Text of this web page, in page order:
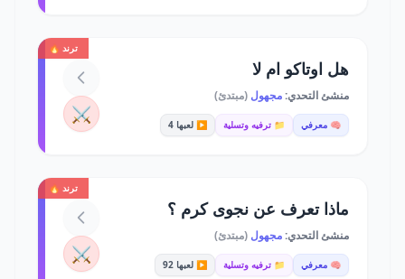
ترند 🔥
هل اوتاكو ام لا
منشئ التحدي:مجهول (مبتدئ)
🧠 معرفي 📁 ترفيه وتسلية ▶️ لعبها 4 ⚔️
ترند 🔥
ماذا تعرف عن نجوى كرم ؟
منشئ التحدي:مجهول (مبتدئ)
🧠 معرفي 📁 ترفيه وتسلية ▶️ لعبها 92 ⚔️